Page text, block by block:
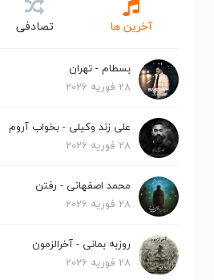
آخرین ها تصادفی
بسطام - تهران
28 فوریه 2026
علی زند وکیلی - بخواب آروم
28 فوریه 2026
محمد اصفهانی - رفتن
28 فوریه 2026
روزبه بمانی - آخرالزمون
28 فوریه 2026